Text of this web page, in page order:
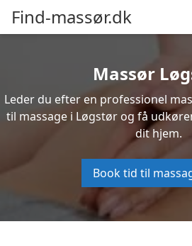
Find-massør.dk
Massør
Leder du efter en professionel
til massage i Løgstør og få
dit hjem.
Book tid til